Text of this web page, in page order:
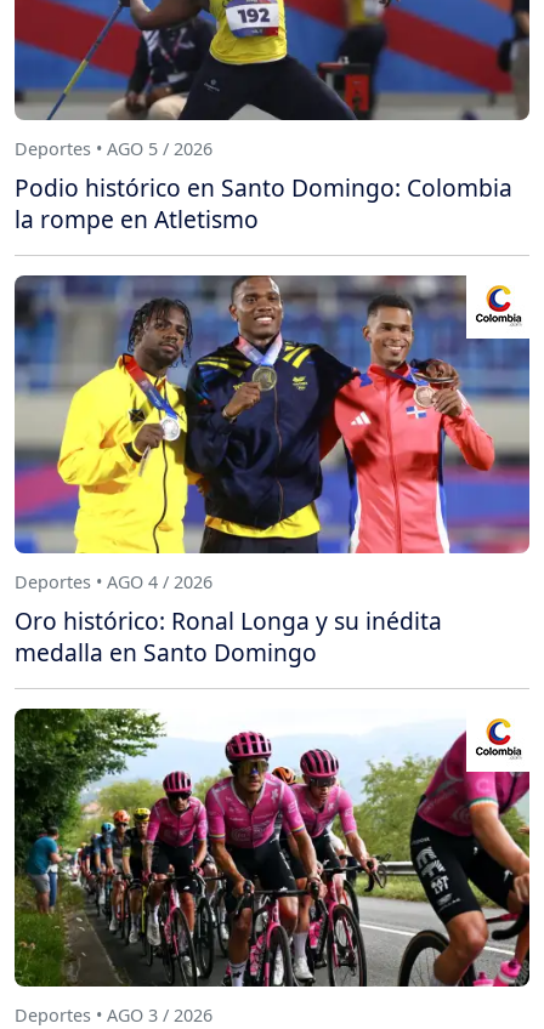
Deportes • AGO 5 / 2026
Podio histórico en Santo Domingo: Colombia
la rompe en Atletismo
Deportes • AGO 4 / 2026
Oro histórico: Ronal Longa y su inédita
medalla en Santo Domingo
Deportes • AGO 3 / 2026